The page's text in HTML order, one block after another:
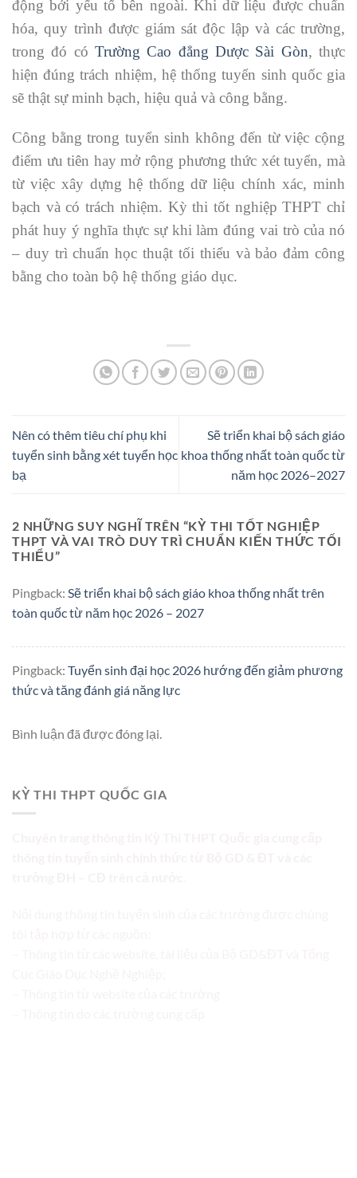
động bởi yếu tố bên ngoài. Khi dữ liệu được chuẩn
hóa, quy trình được giám sát độc lập và các trường,
trong đó có Trường Cao đẳng Dược Sài Gòn, thực
hiện đúng trách nhiệm, hệ thống tuyển sinh quốc gia
sẽ thật sự minh bạch, hiệu quả và công bằng.
Công bằng trong tuyển sinh không đến từ việc cộng
điểm ưu tiên hay mở rộng phương thức xét tuyển, mà
từ việc xây dựng hệ thống dữ liệu chính xác, minh
bạch và có trách nhiệm. Kỳ thi tốt nghiệp THPT chỉ
phát huy ý nghĩa thực sự khi làm đúng vai trò của nó
– duy trì chuẩn học thuật tối thiểu và bảo đảm công
bằng cho toàn bộ hệ thống giáo dục.
Nên có thêm tiêu chí phụ khi
tuyển sinh bằng xét tuyển học
bạ
Sẽ triển khai bộ sách giáo
khoa thống nhất toàn quốc từ
năm học 2026–2027
2 NHỮNG SUY NGHĨ TRÊN “KỲ THI TỐT NGHIỆP
THPT VÀ VAI TRÒ DUY TRÌ CHUẨN KIẾN THỨC TỐI
THIỂU”
Pingback: Sẽ triển khai bộ sách giáo khoa thống nhất trên
toàn quốc từ năm học 2026 – 2027
Pingback: Tuyển sinh đại học 2026 hướng đến giảm phương
thức và tăng đánh giá năng lực
Bình luận đã được đóng lại.
KỲ THI THPT QUỐC GIA